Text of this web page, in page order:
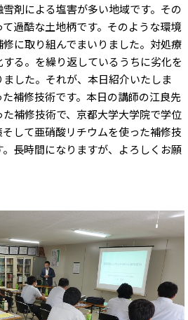
剤による塩害が多い地域です。その
過酷な土地柄です。そのような環境
に取り組んでまいりました。対処療
る。を繰り返しているうちに劣化を
した。それが、本日紹介いたしま
補修技術です。本日の講師の江良先
補修技術で、京都大学大学院で学位
して亜硝酸リチウムを使った補修技
長時間になりますが、よろしくお願